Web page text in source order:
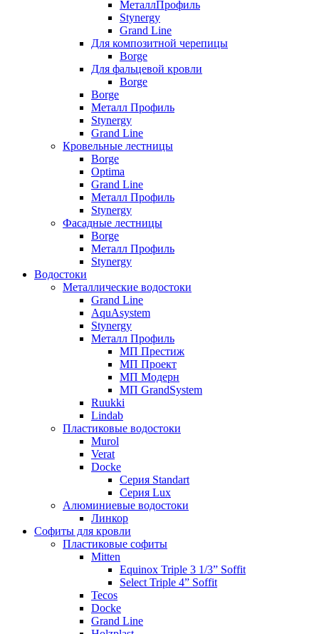
МеталлПрофиль
Stynergy
Grand Line
Для композитной черепицы
Borge
Для фальцевой кровли
Borge
Borge
Металл Профиль
Stynergy
Grand Line
Кровельные лестницы
Borge
Optima
Grand Line
Металл Профиль
Stynergy
Фасадные лестницы
Borge
Металл Профиль
Stynergy
Водостоки
Металлические водостоки
Grand Line
AquAsystem
Stynergy
Металл Профиль
МП Престиж
МП Проект
МП Модерн
МП GrandSystem
Ruukki
Lindab
Пластиковые водостоки
Murol
Verat
Docke
Серия Standart
Серия Lux
Алюминиевые водостоки
Линкор
Софиты для кровли
Пластиковые софиты
Mitten
Equinox Triple 3 1/3” Soffit
Select Triple 4” Soffit
Tecos
Docke
Grand Line